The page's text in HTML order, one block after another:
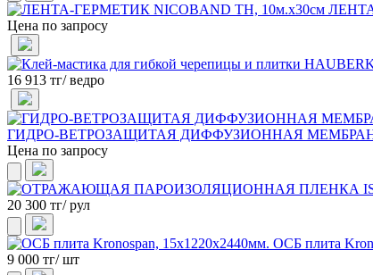
Цена по запросу
16 913 тг/ ведро
ГИДРО-ВЕТРОЗАЩИТАЯ ДИФФУЗИОННАЯ МЕМБРАНА
Цена по запросу
20 300 тг/ рул
ОСБ плита
9 000 тг/ шт